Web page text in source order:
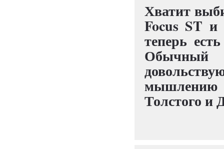
Хватит
Focus ST
теперь
Обычный
мышлению
Толстого и